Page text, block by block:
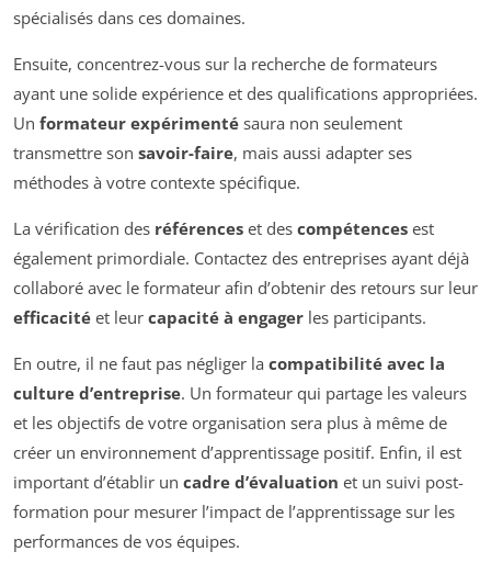
spécialisés dans ces domaines.
Ensuite, concentrez-vous sur la recherche de formateurs
ayant une solide expérience et des qualifications appropriées.
Un formateur expérimenté saura non seulement
transmettre son savoir-faire, mais aussi adapter ses
méthodes à votre contexte spécifique.
La vérification des références et des compétences est
également primordiale. Contactez des entreprises ayant déjà
collaboré avec le formateur afin d’obtenir des retours sur leur
efficacité et leur capacité à engager les participants.
En outre, il ne faut pas négliger la compatibilité avec la
culture d’entreprise. Un formateur qui partage les valeurs
et les objectifs de votre organisation sera plus à même de
créer un environnement d’apprentissage positif. Enfin, il est
important d’établir un cadre d’évaluation et un suivi post-
formation pour mesurer l’impact de l’apprentissage sur les
performances de vos équipes.